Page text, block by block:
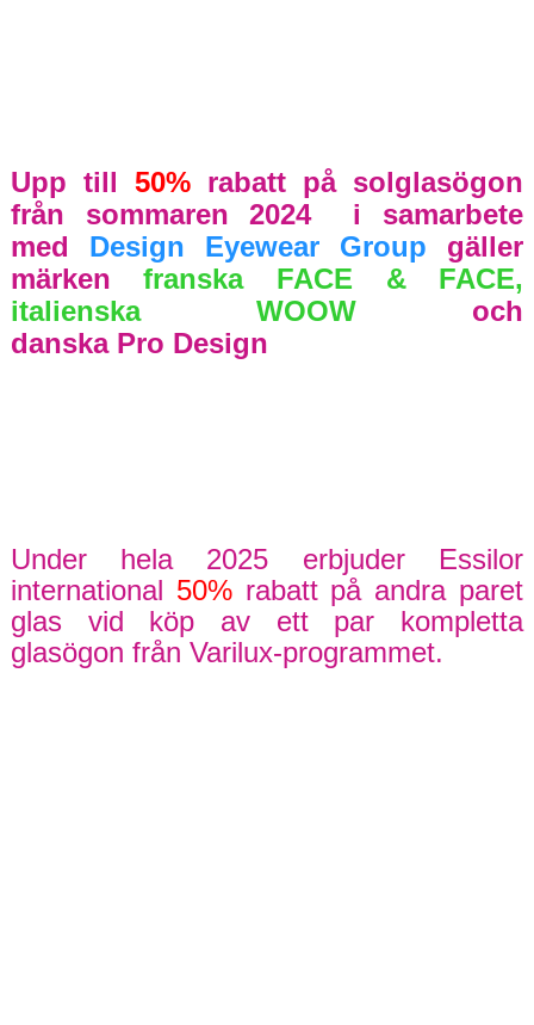
Upp till 50% rabatt på solglasögon
från sommaren 2024 i samarbete
med Design Eyewear Group gäller
märkenfranska FACE & FACE,
italienska WOOW och
danska Pro Design
Under hela 2025 erbjuder
Essilor
international 50%rabatt på andra paret
glas vid köp av ettpar kompletta
glasögon från Varilux-programmet.